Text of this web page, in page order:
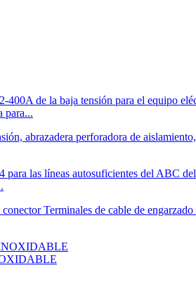
para...